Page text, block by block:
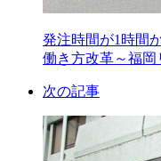
発注時間が1時間
働き方改革～福
次の記事